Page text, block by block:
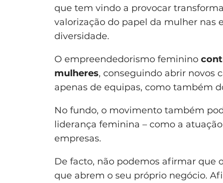
que tem vindo a provocar
valorização do papel da mulher nas
diversidade.
O empreendedorismo feminino
mulheres, conseguindo abrir novos
apenas de equipas, como também
No fundo, o movimento também
liderança feminina – como a
empresas.
De facto, não podemos afirmar que
que abrem o seu próprio negócio.